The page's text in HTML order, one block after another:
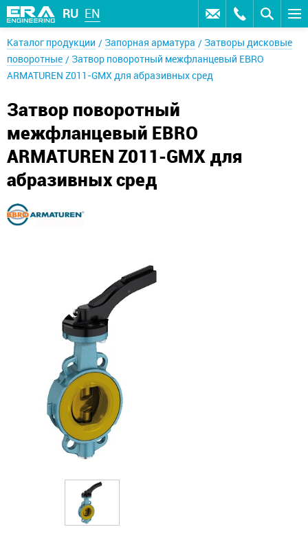
RU EN
Каталог продукции Запорная арматура
Затворы дисковые
поворотные
Затвор поворотный межфланцевый EBRO
ARMATUREN Z011-GMX для абразивных сред
Затвор поворотный
межфланцевый EBRO
ARMATUREN Z011-GMX для
абразивных сред